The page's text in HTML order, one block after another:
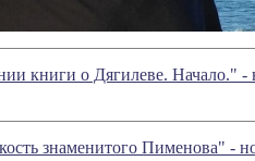
книги о Дягилеве. Начало."
знаменитого Пименова" -